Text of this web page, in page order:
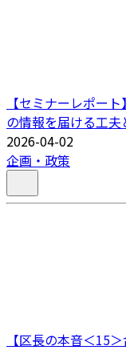
【セミナーレポー
の情報を届ける工
2026-04-02
企画・政策
【区長の本音＜15